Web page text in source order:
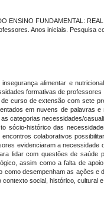
ENSINO FUNDAMENTAL:
Anos iniciais. Pesquisa
alimentar e
formativas de
curso de extensão com sete
em nuvens de palavras
categorias necessidades/
sócio-histórico das
colaborativos
evidenciaram a necessidade
lidar com questões de
assim como a falta de
desempenham as ações
social, histórico, cultural e